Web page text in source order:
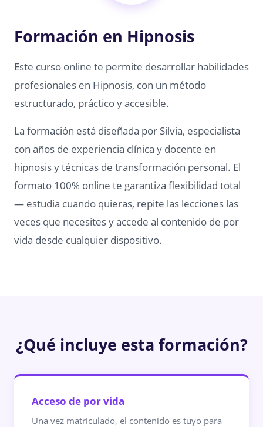
Formación en Hipnosis
Este curso online te permite desarrollar habilidades
profesionales en Hipnosis, con un método
estructurado, práctico y accesible.
La formación está diseñada por Silvia, especialista
con años de experiencia clínica y docente en
hipnosis y técnicas de transformación personal. El
formato 100% online te garantiza flexibilidad total
— estudia cuando quieras, repite las lecciones las
veces que necesites y accede al contenido de por
vida desde cualquier dispositivo.
¿Qué incluye esta formación?
Acceso de por vida
Una vez matriculado, el contenido es tuyo para